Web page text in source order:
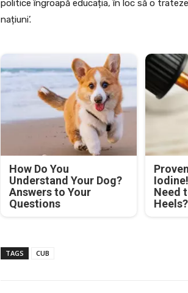
politice îngroapă educația, în loc să o
națiuni’.
How Do You
Understand Your Dog?
Answers to Your
Questions
Need
Heels?
TAGS CUB